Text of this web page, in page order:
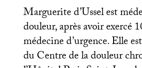
Marguerite d’Ussel est
douleur, après avoir exercé
médecine d’urgence. Elle
du Centre de la douleur